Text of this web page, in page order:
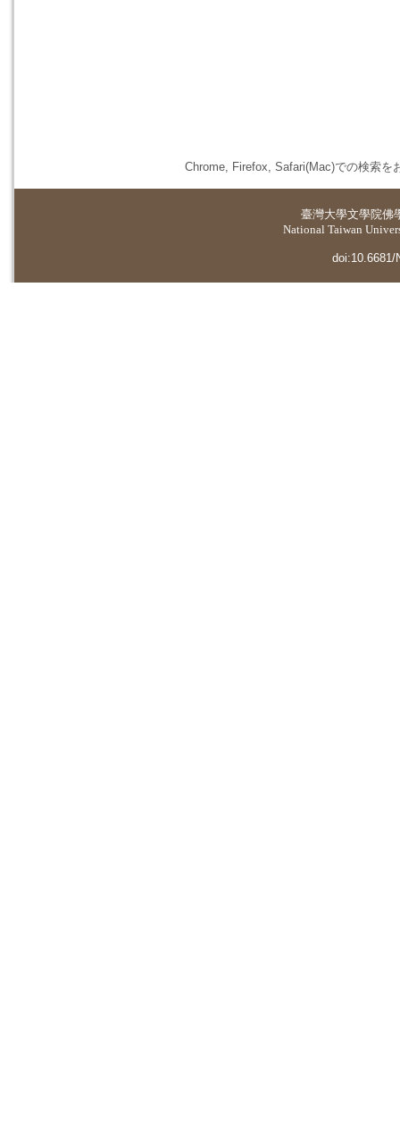
Chrome, Firefox, Safari(Mac)での検索を
臺灣大學文學院佛
National Taiwan
doi:10.6681/